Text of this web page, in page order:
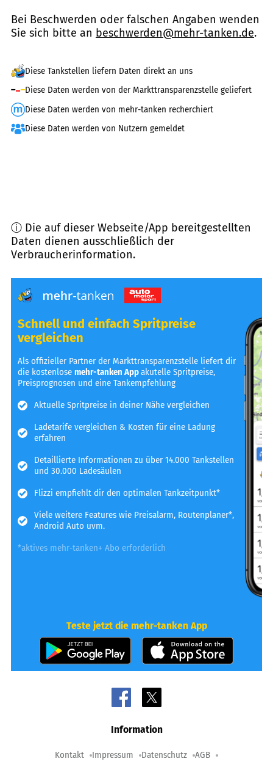
Bei Beschwerden oder falschen Angaben wenden
Sie sich bitte an beschwerden@mehr-tanken.de.
Diese Tankstellen liefern Daten direkt an uns
Diese Daten werden von der Markttransparenzstelle geliefert
Diese Daten werden von mehr-tanken recherchiert
Diese Daten werden von Nutzern gemeldet
ⓘ Die auf dieser Webseite/App bereitgestellten
Daten dienen ausschließlich der
Verbraucherinformation.
Schnell und einfach Spritpreise
vergleichen
Als offizieller Partner der Markttransparenzstelle liefert dir
die kostenlosemehr-tanken Appakutelle Spritpreise,
Preisprognosen und eine Tankempfehlung
Aktuelle Spritpreise in deiner Nähe vergleichen
Ladetarife vergleichen & Kosten für eine Ladung
erfahren
Detaillierte Informationen zu über 14.000 Tankstellen
und 30.000 Ladesäulen
Flizzi empfiehlt dir den optimalen Tankzeitpunkt*
Viele weitere Features wie Preisalarm, Routenplaner*,
Android Auto uvm.
*aktives mehr-tanken+ Abo erforderlich
Teste jetzt die mehr-tanken App
Information
Kontakt Impressum Datenschutz AGB